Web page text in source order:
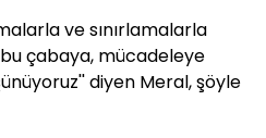
ve sınırlamalarla
bu çabaya, mücadeleye
diyen Meral, şöyle